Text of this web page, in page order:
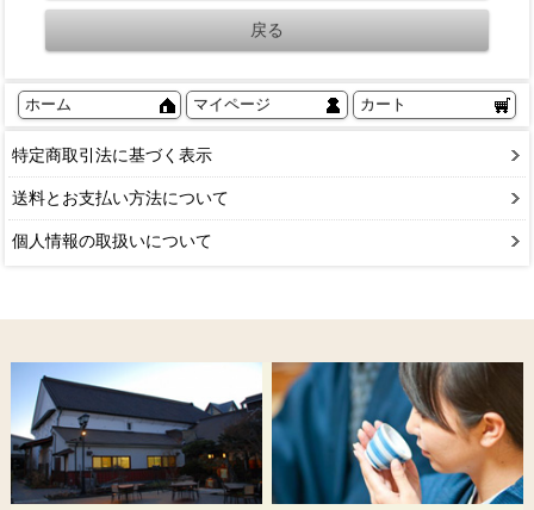
ホーム マイページ カート
特定商取引法に基づく表示
送料とお支払い方法について
個人情報の取扱いについて